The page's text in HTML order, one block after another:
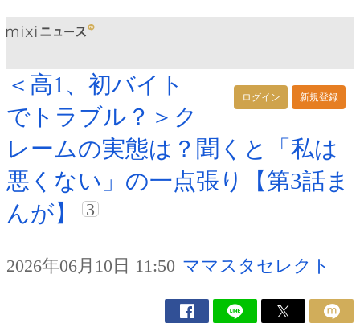
ログイン 新規登録
＜高1、初バイト
でトラブル？＞ク
レームの実態は？聞くと「私は
悪くない」の一点張り【第3話ま
んが】
3
2026年06月10日 11:50 ママスタセレクト